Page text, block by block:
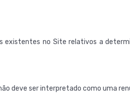
existentes no Site relativos a
deve ser interpretado como uma